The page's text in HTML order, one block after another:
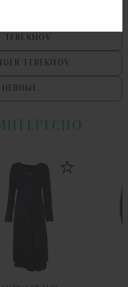
TEREKHOV
TEREKHOV